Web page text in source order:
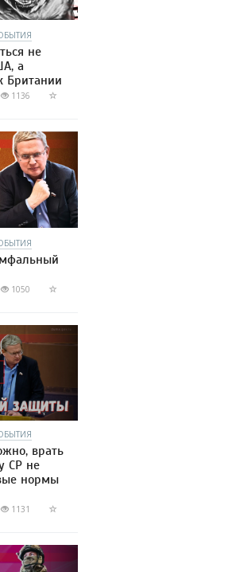
не
а
Британии
1136
1050
врать
СР не
нормы
1131